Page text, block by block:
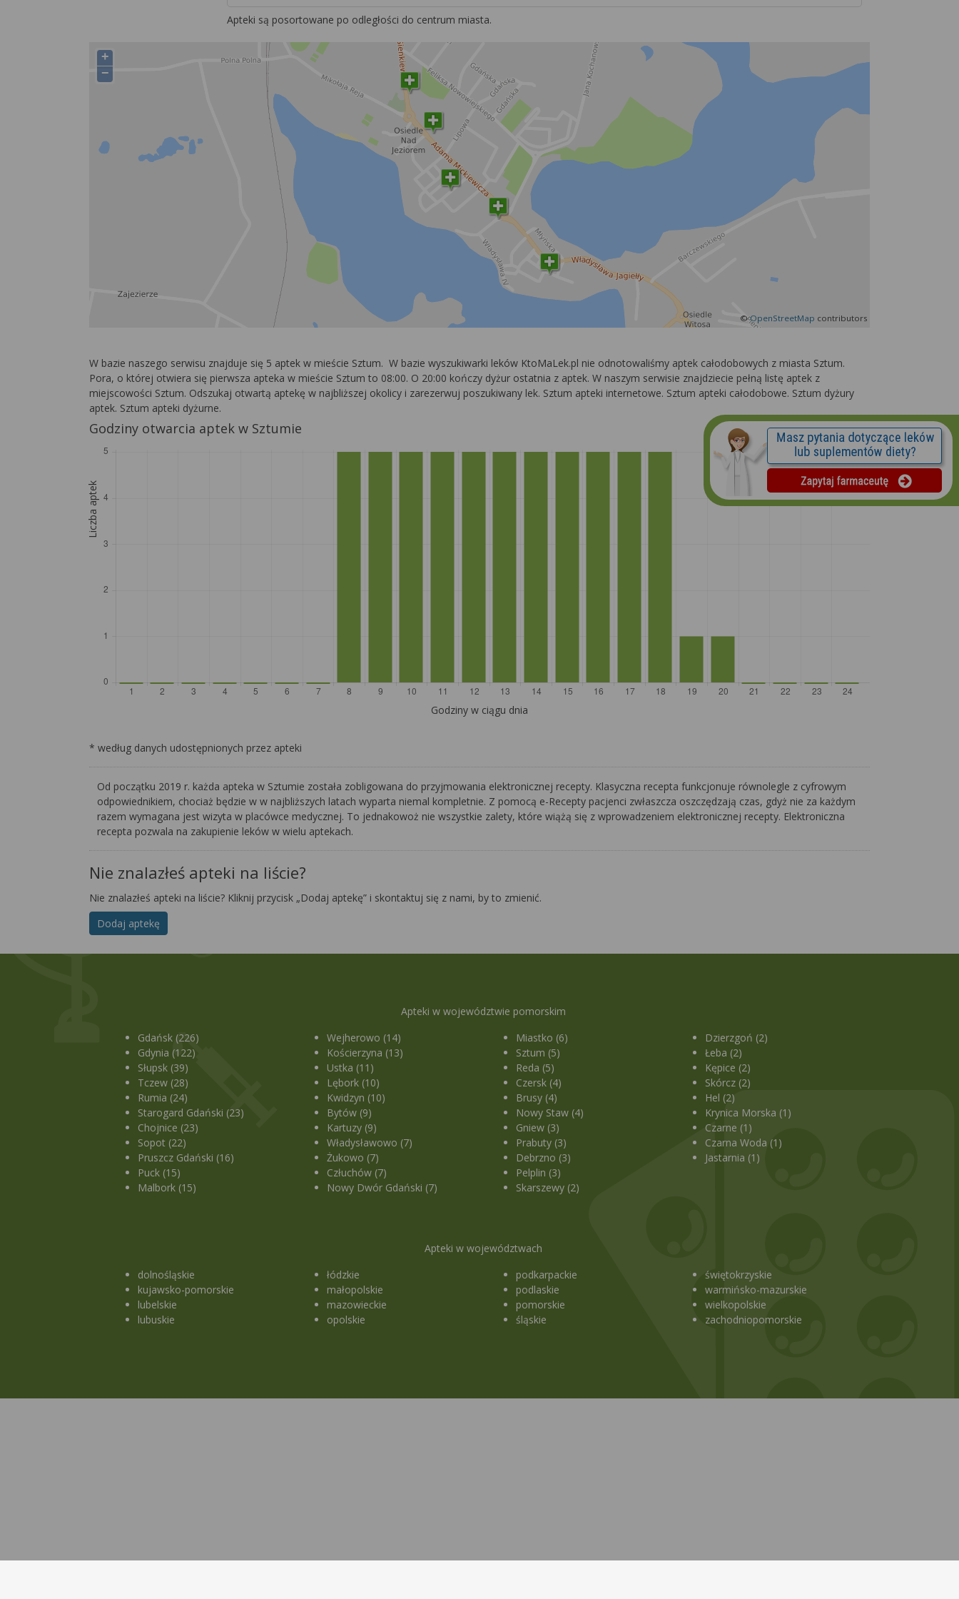
Apteki są posortowane po odległości do centrum miasta.
+
−
©OpenStreetMap contributors
W bazie naszego serwisu znajduje się 5 aptek w mieście Sztum. W bazie wyszukiwarki leków KtoMaLek.pl nie odnotowaliśmy aptek całodobowych z miasta Sztum.
Pora, o której otwiera się pierwsza apteka w mieście Sztum to 08:00. O 20:00 kończy dyżur ostatnia z aptek. W naszym serwisie znajdziecie pełną listę aptek z
miejscowości Sztum. Odszukaj otwartą aptekę w najbliższej okolicy i zarezerwuj poszukiwany lek. Sztum apteki internetowe. Sztum apteki całodobowe. Sztum dyżury
aptek. Sztum apteki dyżurne.
Godziny otwarcia aptek w Sztumie
Liczba aptek
Godziny w ciągu dnia
* według danych udostępnionych przez apteki
Od początku 2019 r. każda apteka w Sztumie została zobligowana do przyjmowania elektronicznej recepty. Klasyczna recepta funkcjonuje równolegle z cyfrowym
odpowiednikiem, chociaż będzie w w najbliższych latach wyparta niemal kompletnie. Z pomocą e-Recepty pacjenci zwłaszcza oszczędzają czas, gdyż nie za każdym
razem wymagana jest wizyta w placówce medycznej. To jednakowoż nie wszystkie zalety, które wiążą się z wprowadzeniem elektronicznej recepty. Elektroniczna
recepta pozwala na zakupienie leków w wielu aptekach.
Nie znalazłeś apteki na liście?
Nie znalazłeś apteki na liście? Kliknij przycisk „Dodaj aptekę” i skontaktuj się z nami, by to zmienić.
Dodaj aptekę
Apteki w województwie pomorskim
Gdańsk (226)
Gdynia (122)
Słupsk (39)
Tczew (28)
Rumia (24)
Starogard Gdański (23)
Chojnice (23)
Sopot (22)
Pruszcz Gdański (16)
Puck (15)
Malbork (15)
Wejherowo (14)
Kościerzyna (13)
Ustka (11)
Lębork (10)
Kwidzyn (10)
Bytów (9)
Kartuzy (9)
Władysławowo (7)
Żukowo (7)
Człuchów (7)
Nowy Dwór Gdański (7)
Miastko (6)
Sztum (5)
Reda (5)
Czersk (4)
Brusy (4)
Nowy Staw (4)
Gniew (3)
Prabuty (3)
Debrzno (3)
Pelplin (3)
Skarszewy (2)
Dzierzgoń (2)
Łeba (2)
Kępice (2)
Skórcz (2)
Hel (2)
Krynica Morska (1)
Czarne (1)
Czarna Woda (1)
Jastarnia (1)
Apteki w województwach
dolnośląskie
kujawsko-pomorskie
lubelskie
lubuskie
łódzkie
małopolskie
mazowieckie
opolskie
podkarpackie
podlaskie
pomorskie
śląskie
świętokrzyskie
warmińsko-mazurskie
wielkopolskie
zachodniopomorskie